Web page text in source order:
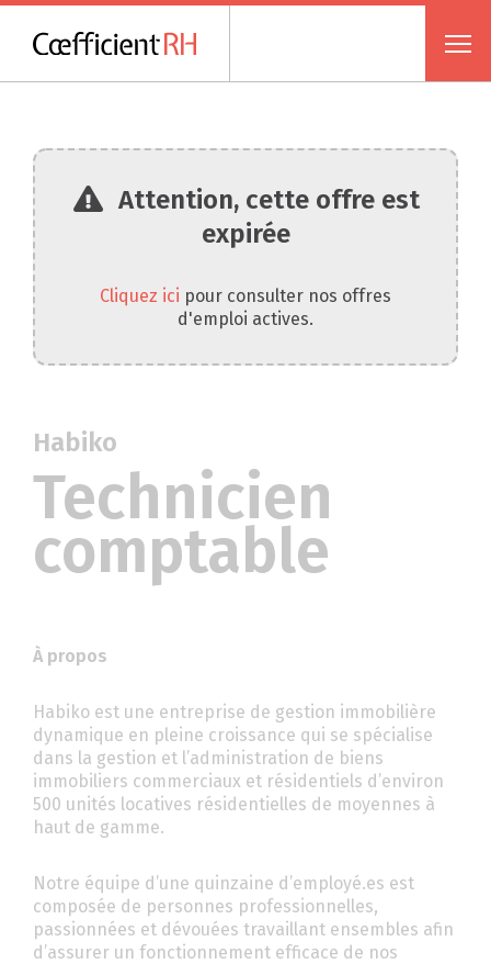
Attention, cette offre est
expirée
Cliquez ici pour consulter nos offres
d'emploi actives.
Habiko
Technicien
comptable
À propos
Habiko est une entreprise de gestion immobilière
dynamique en pleine croissance qui se spécialise
dans la gestion et l’administration de biens
immobiliers commerciaux et résidentiels d’environ
500 unités locatives résidentielles de moyennes à
haut de gamme.
Notre équipe d’une quinzaine d’employé.es est
composée de personnes professionnelles,
passionnées et dévouées travaillant ensembles afin
d’assurer un fonctionnement efficace de nos